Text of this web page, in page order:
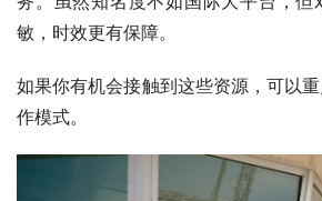
敏，时效更有保障。
如果你有机会接触到这些资源，可以
作模式。